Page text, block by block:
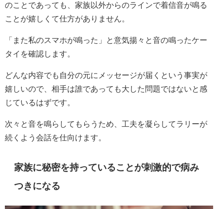
のことであっても、家族以外からのラインで着信音が鳴る
ことが嬉しくて仕方がありません。
「また私のスマホが鳴った」と意気揚々と音の鳴ったケー
タイを確認します。
どんな内容でも自分の元にメッセージが届くという事実が
嬉しいので、相手は誰であっても大した問題ではないと感
じているはずです。
次々と音を鳴らしてもらうため、工夫を凝らしてラリーが
続くよう会話を仕向けます。
家族に秘密を持っていることが刺激的で病み
つきになる